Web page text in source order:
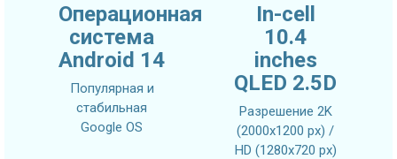
Операционная
система
Android 14
Популярная и
стабильная
Google OS
In-cell
10.4
inches
QLED 2.5D
Разрешение 2K
(2000x1200 px) /
HD (1280x720 px)